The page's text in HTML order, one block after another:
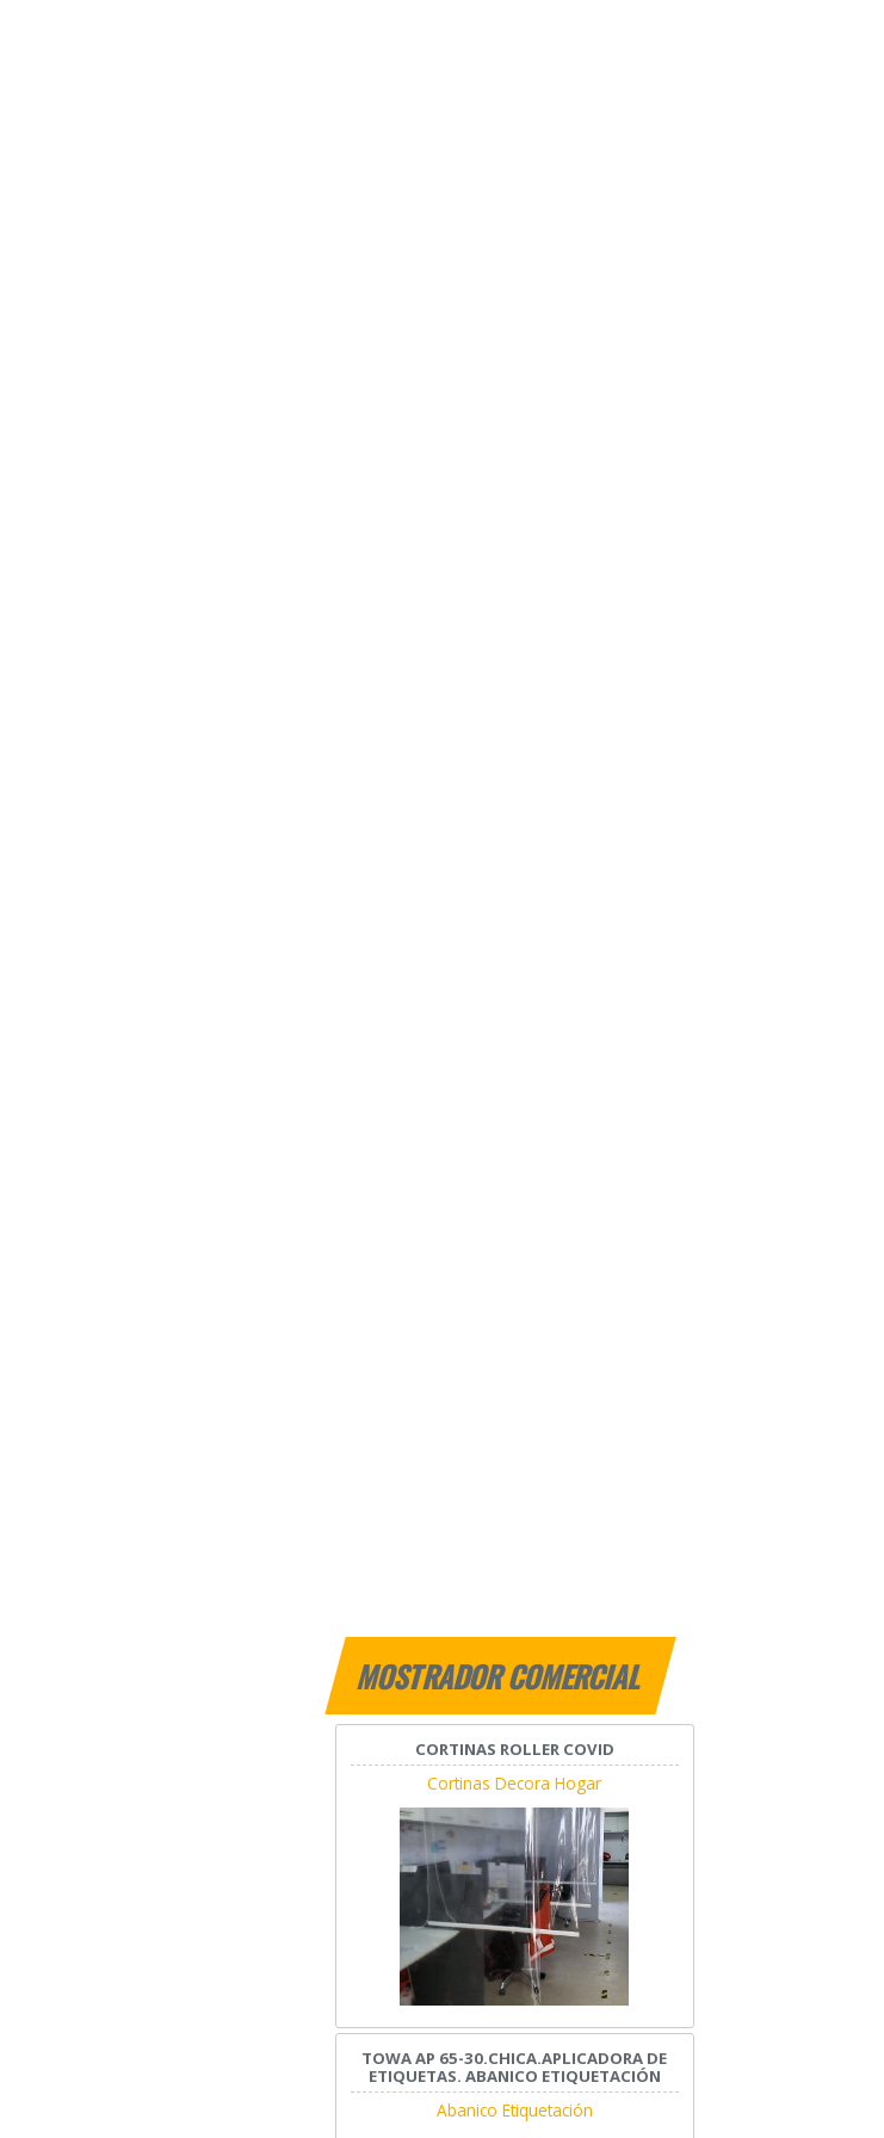
MOSTRADOR COMERCIAL
CORTINAS ROLLER COVID
Cortinas Decora Hogar
TOWA AP 65-30.CHICA.APLICADORA DE
ETIQUETAS. ABANICO ETIQUETACIÓN
Abanico Etiquetación